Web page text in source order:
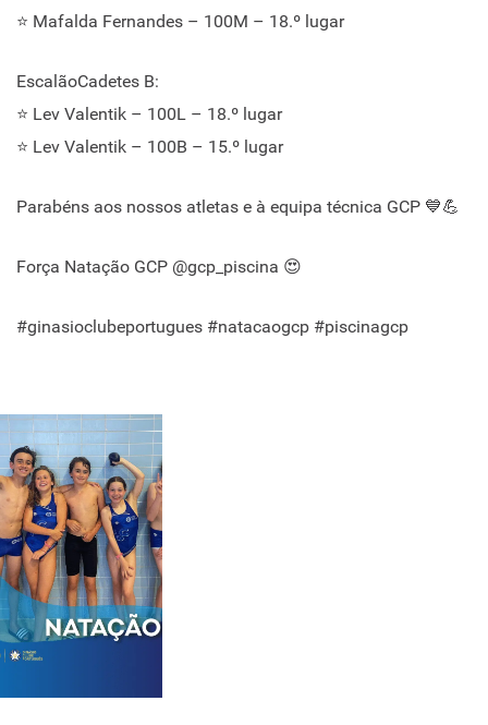
⭐ Mafalda Fernandes – 100M – 18.º lugar
EscalãoCadetes B:
⭐ Lev Valentik – 100L – 18.º lugar
⭐ Lev Valentik – 100B – 15.º lugar
Parabéns aos nossos atletas e à equipa técnica GCP 💙💪
Força Natação GCP @gcp_piscina 😍
#ginasioclubeportugues #natacaogcp #piscinagcp